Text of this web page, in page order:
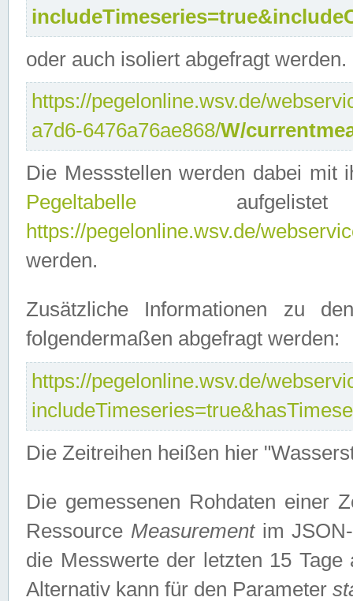
oder auch isoliert abgefragt werden.
https://pegelonline.wsv.de/
a7d6-6476a76ae868/W/
Die Messstellen werden dabei mit
Pegeltabelle
https://pegelonline.wsv.de/
werden.
Zusätzliche Informationen zu
folgendermaßen abgefragt werden:
https://pegelonline.wsv.de/
Die Zeitreihen heißen hier
Die gemessenen Rohdaten einer
Ressource Measurementim JSON-
die Messwerte der letzten 15
Alternativ kann für den Parameter